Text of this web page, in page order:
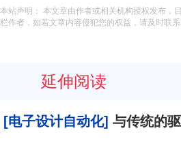
本站声明： 本文章由作者或相关机构授权发布，
栏作者，如若文章内容侵犯您的权益，请及时联系
延伸阅读
[电子设计自动化] 与传统的